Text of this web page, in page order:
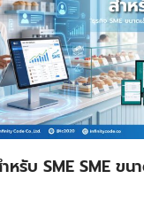
รับ SME SME ขน